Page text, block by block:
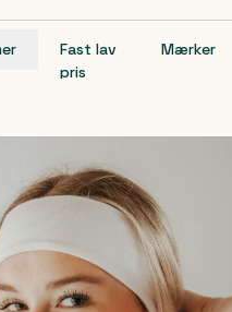
Fast lav
pris
Mærker